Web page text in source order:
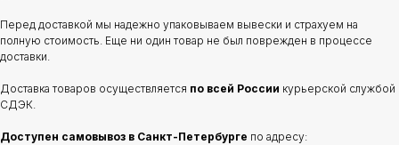
Перед доставкой мы надежно упаковываем вывески и страхуем на
полную стоимость. Еще ни один товар не был поврежден в процессе
доставки.
Доставка товаров осуществляется по всей России курьерской службой
СДЭК.
Доступен самовывоз в Санкт-Петербурге по адресу: